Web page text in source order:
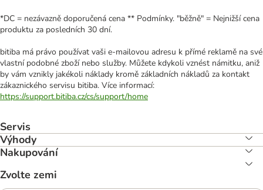
*DC = nezávazně doporučená cena ** Podmínky. "běžně" = Nejnižší cena
produktu za posledních 30 dní.
bitiba má právo používat vaši e-mailovou adresu k přímé reklamě na své
vlastní podobné zboží nebo služby. Můžete kdykoli vznést námitku, aniž
by vám vznikly jakékoli náklady kromě základních nákladů za kontakt
zákaznického servisu bitiba. Více informací:
https://support.bitiba.cz/cs/support/home
Servis
Výhody
Nakupování
Zvolte zemi